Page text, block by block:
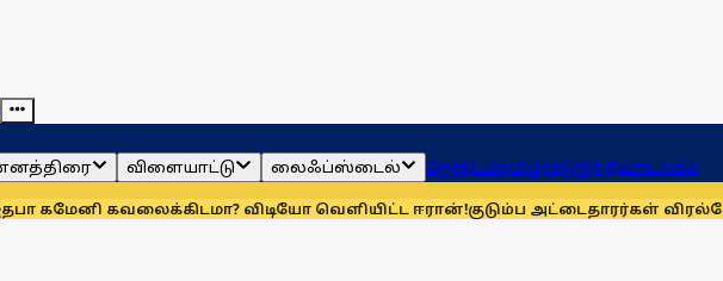
விளையாட்டு லைஃப்ஸ்டைல் ஜோதிடம்தமிழ்நாடுஇந்தியாஉலகம்
கவலைக்கிடமா? விடியோ வெளியிட்ட ஈரான்!குடும்ப அட்டைதாரர்கள் விரல்ரேகை